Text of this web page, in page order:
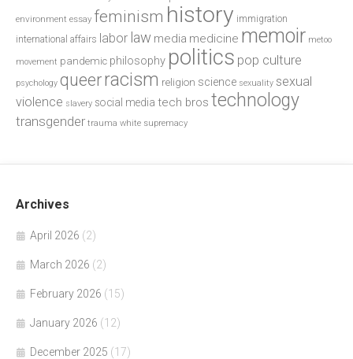
environment essay feminism history immigration
international affairs labor law media medicine memoir metoo
movement pandemic philosophy politics pop culture
psychology queerracism religion science sexuality sexual
violence slavery social media tech bros technology
transgender trauma white supremacy
Archives
April 2026 (2)
March 2026 (2)
February 2026 (15)
January 2026 (12)
December 2025 (17)